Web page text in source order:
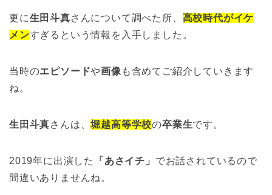
更に生田斗真さんについて調べた所、 高校時代がイケ
メンすぎるという情報を入手しました。
当時のエピソードや画像 も含めてご紹介していきます
ね。
生田斗真さんは、堀越高等学校の卒業生です。
2019年に出演した 「あさイチ」 でお話されているので
間違いありませんね。